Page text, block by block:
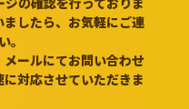
したら、お気軽にご連
。
ールにてお問い合わせ
対応させていただきま